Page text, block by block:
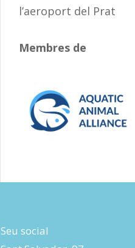
l’aeroport del Prat
Membres de
Seu social